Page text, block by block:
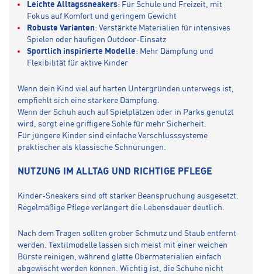
Leichte Alltagssneakers: Für Schule und Freizeit, mit
Fokus auf Komfort und geringem Gewicht
Robuste Varianten: Verstärkte Materialien für intensives
Spielen oder häufigen Outdoor-Einsatz
Sportlich inspirierte Modelle: Mehr Dämpfung und
Flexibilität für aktive Kinder
Wenn dein Kind viel auf harten Untergründen unterwegs ist,
empfiehlt sich eine stärkere Dämpfung.
Wenn der Schuh auch auf Spielplätzen oder in Parks genutzt
wird, sorgt eine griffigere Sohle für mehr Sicherheit.
Für jüngere Kinder sind einfache Verschlusssysteme
praktischer als klassische Schnürungen.
NUTZUNG IM ALLTAG UND RICHTIGE PFLEGE
Kinder-Sneakers sind oft starker Beanspruchung ausgesetzt.
Regelmäßige Pflege verlängert die Lebensdauer deutlich.
Nach dem Tragen sollten grober Schmutz und Staub entfernt
werden. Textilmodelle lassen sich meist mit einer weichen
Bürste reinigen, während glatte Obermaterialien einfach
abgewischt werden können. Wichtig ist, die Schuhe nicht